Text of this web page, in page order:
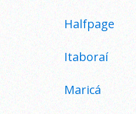
Halfpage
Itaboraí
Maricá